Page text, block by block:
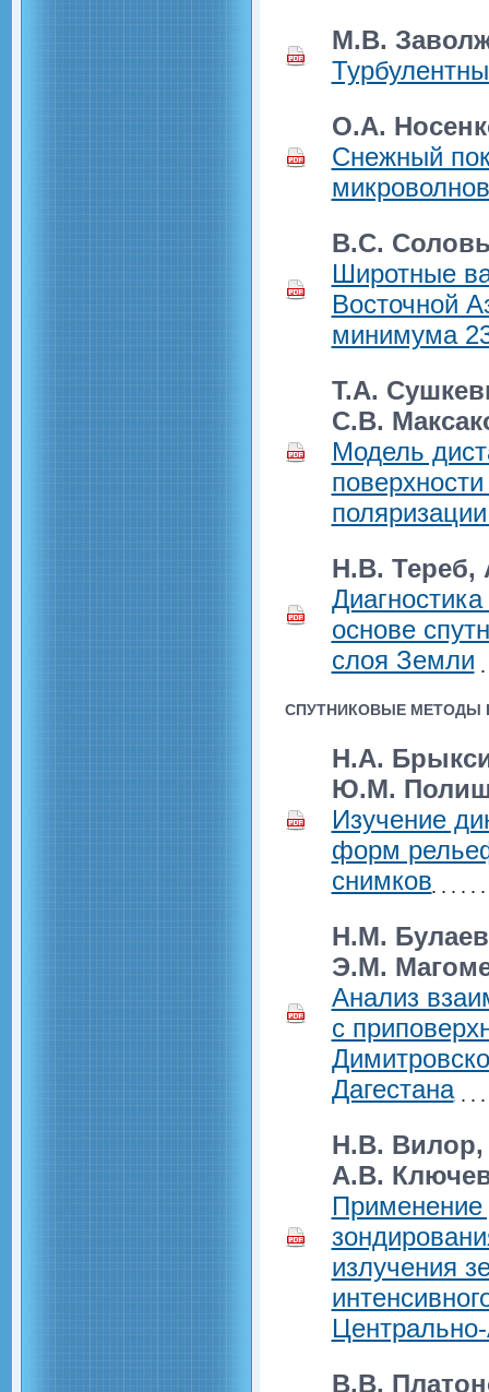
М.В.
О.А.
Снежный
В.С.
Широтные
Восточной
минимума
Т.А.
С.В.
Модель
Н.В.
основе
слоя Земли
СПУТНИКОВЫЕ МЕТОДЫ
Н.А.
Ю.М.
Изучение
форм
снимков
Н.М.
Э.М.
Анализ
с
Дагестана
Н.В.
А.В.
Применение
излучения
Центрально-
В.В.